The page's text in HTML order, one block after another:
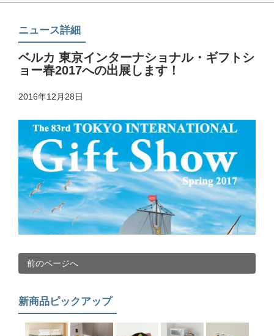
ニュース詳細
ベルカ 東京インターナショナル・ギフトシ
ョー春2017への出展します！
2016年12月28日
前のページへ
新商品ピックアップ